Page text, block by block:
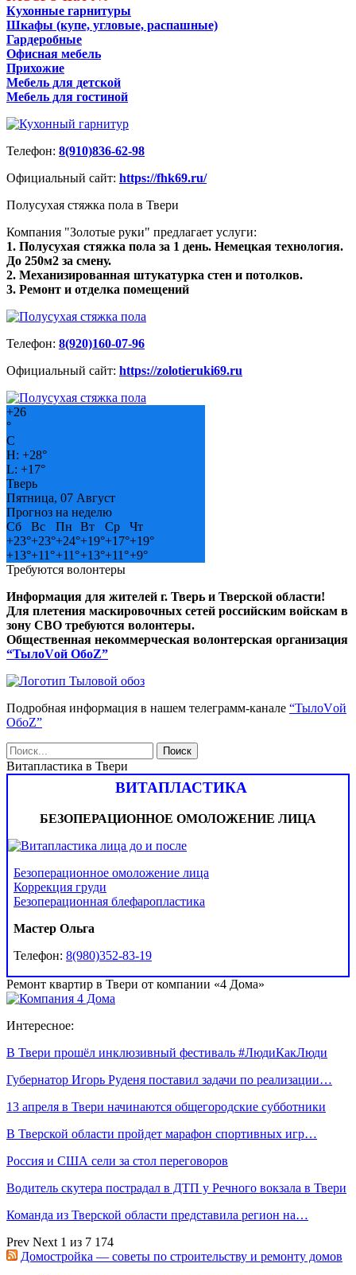
Кухонные гарнитуры
Шкафы (купе, угловые, распашные)
Гардеробные
Офисная мебель
Прихожие
Мебель для детской
Мебель для гостиной
Телефон: 8(910)836-62-98
Официальный сайт: https://fhk69.ru/
Полусухая стяжка пола в Твери
Компания "Золотые руки" предлагает услуги:
1. Полусухая стяжка пола за 1 день. Немецкая технология.
До 250м2 за смену.
2. Механизированная штукатурка стен и потолков.
3. Ремонт и отделка помещений
Телефон: 8(920)160-07-96
Официальный сайт: https://zolotieruki69.ru
+26
°
C
H: +28°
L: +17°
Тверь
Пятница, 07 Август
Прогноз на неделю
Сб
Вс Пн Вт Ср
Чт
+23°+23°+24°+19°+17°+19°
+13°+11°+11°+13°+11°+9°
Требуются волонтеры
Информация для жителей г. Тверь и Тверской области!
Для плетения маскировочных сетей российским войскам в
зону СВО требуются волонтеры.
Общественная некоммерческая волонтерская организация
“ТылоVой ОбоZ”
Подробная информация в нашем телеграмм-канале “ТылоVой
ОбоZ”
Витапластика в Твери
ВИТАПЛАСТИКА
БЕЗОПЕРАЦИОННОЕ ОМОЛОЖЕНИЕ ЛИЦА
Безоперационное омоложение лица
Коррекция груди
Безоперационная блефаропластика
Мастер Ольга
Телефон: 8(980)352-83-19
Ремонт квартир в Твери от компании «4 Дома»
Интересное:
В Твери прошёл инклюзивный фестиваль #ЛюдиКакЛюди
Губернатор Игорь Руденя поставил задачи по реализации…
13 апреля в Твери начинаются общегородские субботники
В Тверской области пройдет марафон спортивных игр…
Россия и США сели за стол переговоров
Водитель скутера пострадал в ДТП у Речного вокзала в Твери
Команда из Тверской области представила регион на…
Prev Next 1 из 7 174
Домостройка — советы по строительству и ремонту домов